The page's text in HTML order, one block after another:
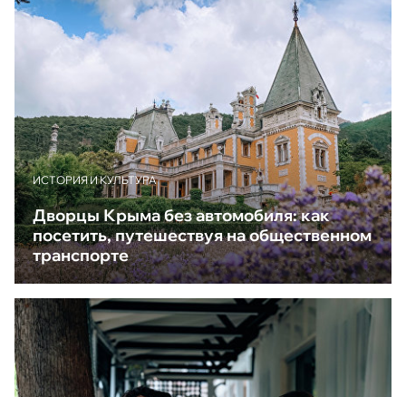
ИСТОРИЯ И КУЛЬТУРА
Дворцы Крыма без автомобиля: как
посетить, путешествуя на общественном
транспорте